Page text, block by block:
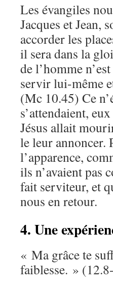
Les évangiles
Jacques et Jean,
accorder les
il sera dans la
de l’homme
servir lui-même
(Mc 10.45) Ce
s’attendaient,
Jésus allait
le leur annoncer.
l’apparence,
ils n’avaient pas
fait serviteur, et
nous en retour.
4. Une
« Ma grâce te
faiblesse. »